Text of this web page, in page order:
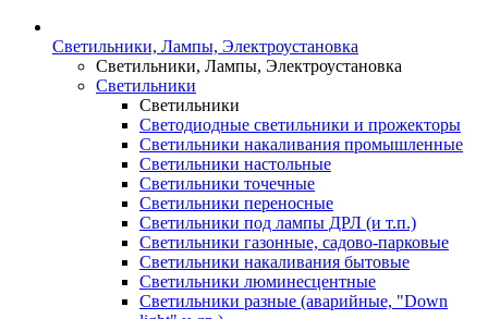
Светильники, Лампы, Электроустановка
Светильники, Лампы, Электроустановка
Светильники
Светильники
Светодиодные светильники и прожекторы
Светильники накаливания промышленные
Светильники настольные
Светильники точечные
Светильники переносные
Светильники под лампы ДРЛ (и т.п.)
Светильники газонные, садово-парковые
Светильники накаливания бытовые
Светильники люминесцентные
Светильники разные (аварийные, "Down